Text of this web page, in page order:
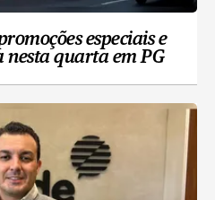
especiais e
nesta quarta em PG